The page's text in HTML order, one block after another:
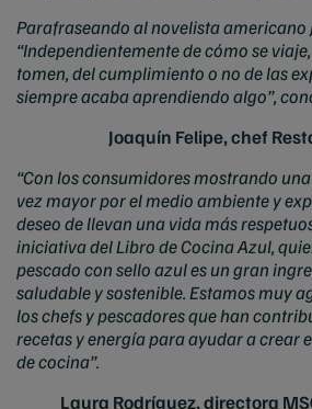
Parafraseando al novelista americano
“Independientemente de cómo se
tomen, del cumplimiento o no de las
siempre acaba aprendiendo algo”,
Joaquín Felipe, chef
“Con los consumidores mostrando
vez mayor por el medio ambiente y
deseo de llevan una vida más
iniciativa del Libro de Cocina Azul,
pescado con sello azul es un gran
saludable y sostenible. Estamos muy
los chefs y pescadores que han
recetas y energía para ayudar a crear
de cocina”.
Laura Rodríguez, directora